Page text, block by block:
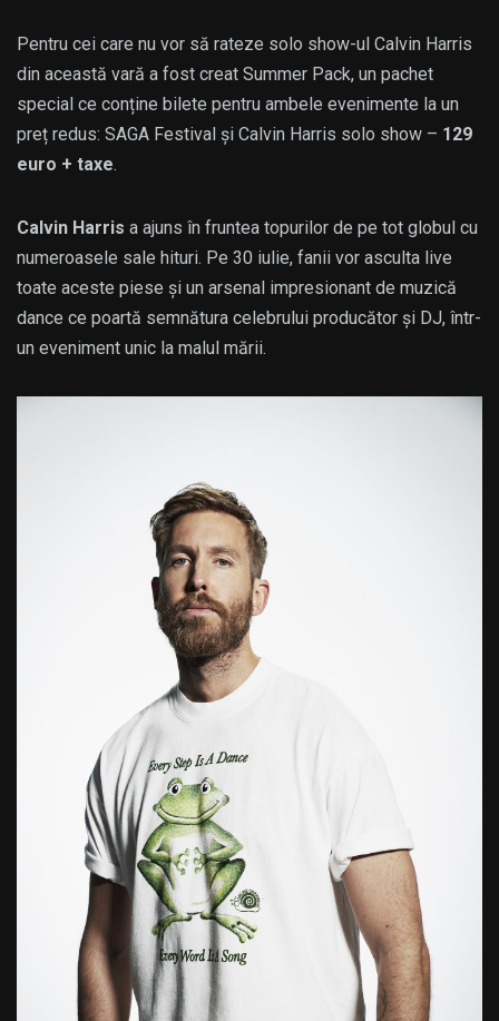
Pentru cei care nu vor să rateze solo show-ul Calvin Harris
din această vară a fost creat Summer Pack, un pachet
special ce conține bilete pentru ambele evenimente la un
preț redus: SAGA Festival și Calvin Harris solo show – 129
euro + taxe.
Calvin Harris a ajuns în fruntea topurilor de pe tot globul cu
numeroasele sale hituri. Pe 30 iulie, fanii vor asculta live
toate aceste piese și un arsenal impresionant de muzică
dance ce poartă semnătura celebrului producător și DJ, într-
un eveniment unic la malul mării.